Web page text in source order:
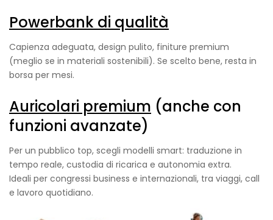
Powerbank di qualità
Capienza adeguata, design pulito, finiture premium
(meglio se in materiali sostenibili). Se scelto bene, resta in
borsa per mesi.
Auricolari premium (anche con
funzioni avanzate)
Per un pubblico top, scegli modelli smart: traduzione in
tempo reale, custodia di ricarica e autonomia extra.
Ideali per congressi business e internazionali, tra viaggi, call
e lavoro quotidiano.